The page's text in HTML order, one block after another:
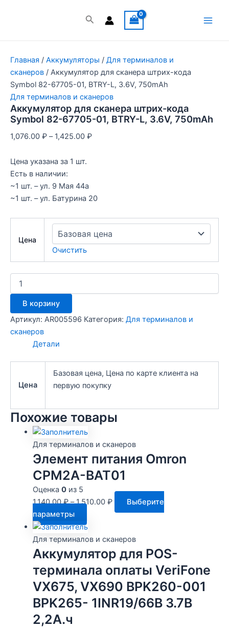
Поиск
Главная / Аккумуляторы / Для терминалов и
сканеров / Аккумулятор для сканера штрих-кода
Symbol 82-67705-01, BTRY-L, 3.6V, 750mAh
Для терминалов и сканеров
Аккумулятор для сканера штрих-кода
Symbol 82-67705-01, BTRY-L, 3.6V, 750mAh
1,076.00 ₽ – 1,425.00 ₽
Цена указана за 1 шт.
Есть в наличии:
~1 шт. – ул. 9 Мая 44а
~1 шт. – ул. Батурина 20
Цена
Очистить
Количество
товара
Аккумулятор
сканера
штрих-
Symbol
82-
01,
BTRY-
3.6V,
750mAh
В корзину
Артикул: AR005596 Категория: Для терминалов и
сканеров
Детали
Цена
Базовая цена, Цена по карте клиента на
первую покупку
Похожие товары
Для терминалов и сканеров
Элемент питания Omron
CPM2A-BAT01
Оценка 0из 5
1,140.00₽–1,510.00 ₽
Выберите
параметры
товар
имеет
несколько
вариаций.
Опции
можно
выбрать
Для терминалов и сканеров
Аккумулятор для POS-
терминала оплаты VeriFone
VX675, VX690 BPK260-001
BPK265- 1INR19/66B 3.7В
2,2А.ч